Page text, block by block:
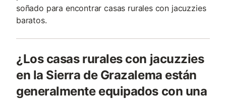
soñado para encontrar casas rurales con jacuzzies
baratos.
¿Los casas rurales con jacuzzies
en la Sierra de Grazalema están
generalmente equipados con una